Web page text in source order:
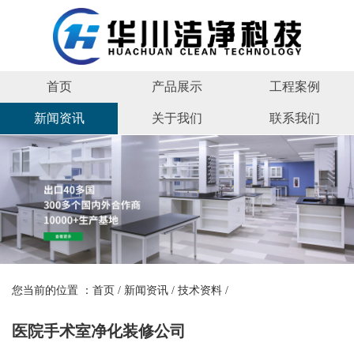
首页 产品展示 工程案例
新闻资讯 关于我们 联系我们
您当前的位置 ： 首页 / 新闻资讯 / 技术资料 /
医院手术室净化装修公司